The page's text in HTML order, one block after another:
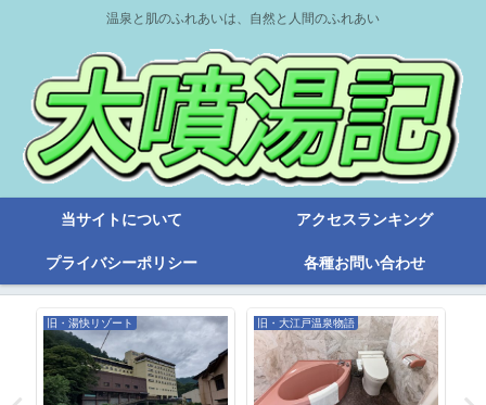
温泉と肌のふれあいは、自然と人間のふれあい
当サイトについて アクセスランキング
プライバシーポリシー 各種お問い合わせ
旧・湯快リゾート 旧・大江戸温泉物語